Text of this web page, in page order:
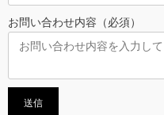
お問い合わせ内容（必須）